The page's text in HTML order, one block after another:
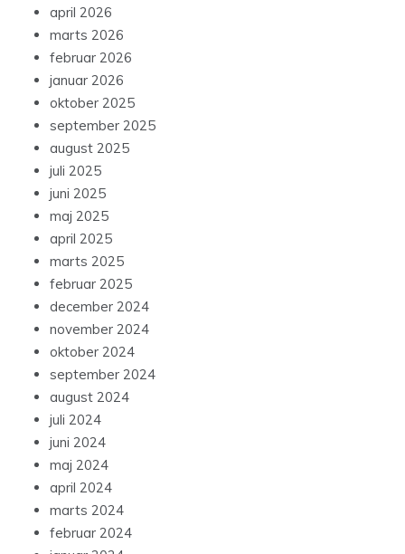
april 2026
marts 2026
februar 2026
januar 2026
oktober 2025
september 2025
august 2025
juli 2025
juni 2025
maj 2025
april 2025
marts 2025
februar 2025
december 2024
november 2024
oktober 2024
september 2024
august 2024
juli 2024
juni 2024
maj 2024
april 2024
marts 2024
februar 2024